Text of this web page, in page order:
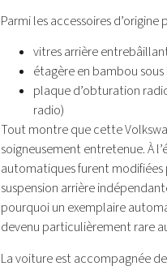
Parmi les accessoires d’origine
vitres arrière
étagère en bambou
plaque d’obturation
radio)
Tout montre que cette
soigneusement entretenue. À
automatiques furent
suspension arrière
pourquoi un exemplaire
devenu particulièrement rare
La voiture est accompagnée